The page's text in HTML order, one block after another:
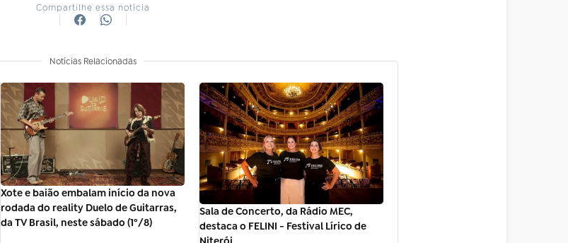
Compartilhe essa notícia
Notícias Relacionadas
Xote e baião embalam início da nova
rodada do reality Duelo de Guitarras,
da TV Brasil, neste sábado (1º/8)
Sala de Concerto, da Rádio MEC,
destaca o FELINI - Festival Lírico de